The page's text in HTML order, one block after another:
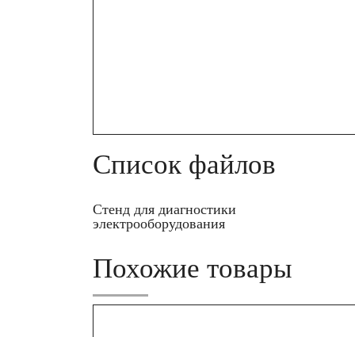
Список файлов
Стенд для диагностики
электрооборудования
Похожие товары